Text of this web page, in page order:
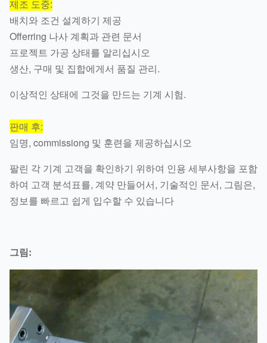
제조 도중:
배치와 조건 설계하기 제공
Offerring 나사 계획과 관련 문서
프로젝트 가공 상태를 알리십시오
생산, 구매 및 집합에게서 품질 관리.
이상적인 상태에 그것을 만드는 기계 시험.
판매 후:
임명, commissiong 및 훈련을 제공하십시오
팔린 각 기계 고객을 확인하기 위하여 인용 세부사항을 포함
하여 고객 분석표를, 계약 만들어서, 기술적인 문서, 그림은,
정보를 빠르고 쉽게 입수할 수 있습니다
그림: